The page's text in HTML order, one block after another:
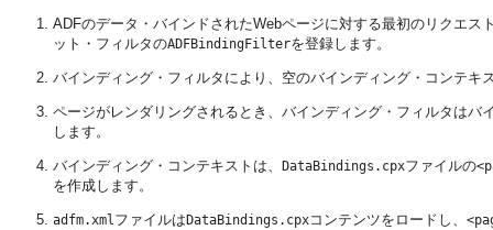
ADFのデータ・バインドされたWebページに対する最初のリクエス
ット・フィルタのADFBindingFilterを登録します。
バインディング・フィルタにより、空のバインディング・コンテキ
ページがレンダリングされるとき、バインディング・フィルタは
します。
バインディング・コンテキストは、 DataBindings.cpxファイルの
を作成します。
adfm.xmlファイルは DataBindings.cpxコンテンツをロードし、